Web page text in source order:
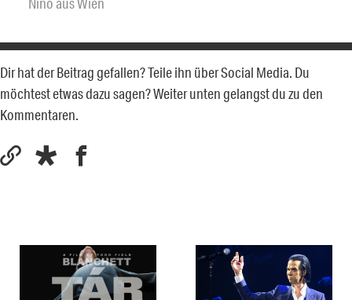
Dir hat der Beitrag gefallen? Teile ihn über Social Media. Du
möchtest etwas dazu sagen? Weiter unten gelangst du zu den
Kommentaren.